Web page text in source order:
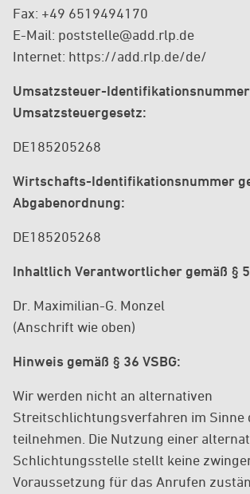
Fax: +49 6519494170
E-Mail: poststelle@add.rlp.de
Internet: https://add.rlp.de/de/
Umsatzsteuer-Identifikationsnummer
Umsatzsteuergesetz:
DE185205268
Wirtschafts-Identifikationsnummer
Abgabenordnung:
DE185205268
Inhaltlich Verantwortlicher gemäß §
Dr. Maximilian-G. Monzel
(Anschrift wie oben)
Hinweis gemäß § 36 VSBG:
Wir werden nicht an alternativen
Streitschlichtungsverfahren im Sinne
teilnehmen. Die Nutzung einer
Schlichtungsstelle stellt keine
Voraussetzung für das Anrufen